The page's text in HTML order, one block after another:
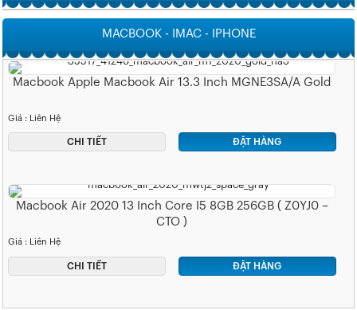
MACBOOK - IMAC - IPHONE
Macbook Apple Macbook Air 13.3 Inch MGNE3SA/A Gold
Giá : Liên Hệ
CHI TIẾT ĐẶT HÀNG
Macbook Air 2020 13 Inch Core I5 8GB 256GB ( Z0YJ0 –
CTO )
Giá : Liên Hệ
CHI TIẾT ĐẶT HÀNG